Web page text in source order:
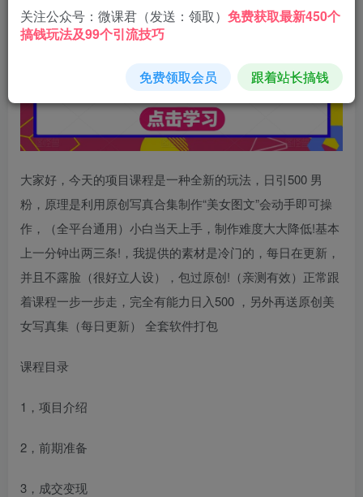
大家好，今天的项目课程是一种全新的玩法，日引500 男
粉，原理是利用原创写真合集制作“美女图文”会动手即可操
作，（全平台通用）小白当天上手，制作难度大大降低!基本
上一分钟出两三条!，我提供的素材是冷门的，每日在更新，
并且不露脸（很好立人设），包过原创!（亲测有效）正常跟
着课程一步一步走，完全有能力日入500 ，另外再送原创美
女写真集（每日更新） 全套软件打包
课程目录
1，项目介绍
2，前期准备
3，成交变现
关注公众号：微课君（发送：领取） 免费获取最新450个
搞钱玩法及99个引流技巧
免费领取会员 跟着站长搞钱